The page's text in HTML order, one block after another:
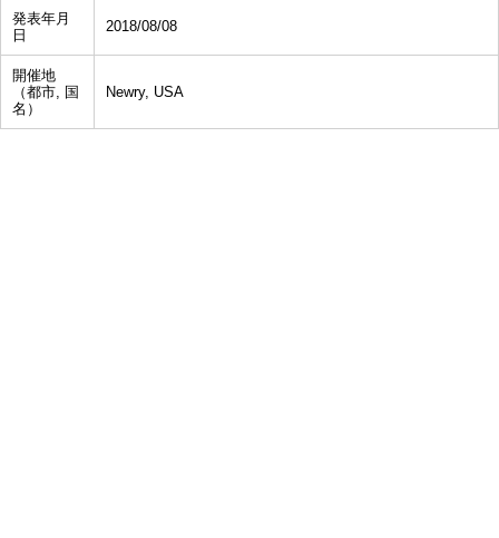
発表年月
日
2018/08/08
開催地
（都市, 国
名）
Newry, USA